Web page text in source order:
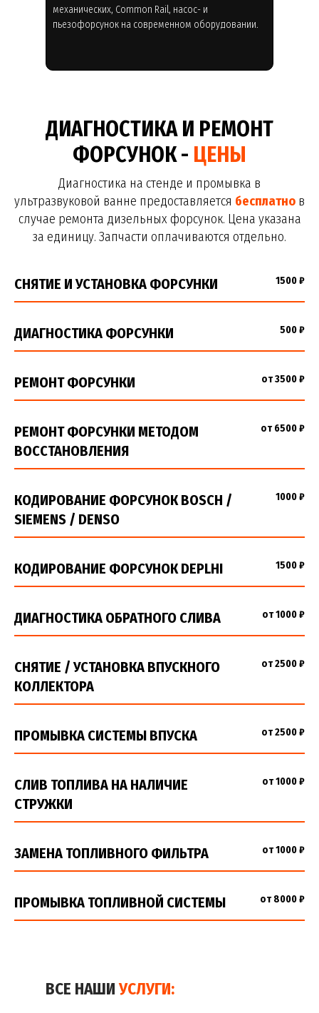
механических, Common Rail, насос- и
пьезофорсунок на современном оборудовании.
ДИАГНОСТИКА И РЕМОНТ
ФОРСУНОК - ЦЕНЫ
Диагностика на стенде и промывка в
ультразвуковой ванне предоставляется бесплатно в
случае ремонта дизельных форсунок. Цена указана
за единицу. Запчасти оплачиваются отдельно.
СНЯТИЕ И УСТАНОВКА ФОРСУНКИ 1500 ₽
ДИАГНОСТИКА ФОРСУНКИ 500 ₽
РЕМОНТ ФОРСУНКИ от 3500 ₽
РЕМОНТ ФОРСУНКИ МЕТОДОМ
ВОССТАНОВЛЕНИЯ
от 6500 ₽
КОДИРОВАНИЕ ФОРСУНОК BOSCH /
SIEMENS / DENSO
1000 ₽
КОДИРОВАНИЕ ФОРСУНОК DEPLHI 1500 ₽
ДИАГНОСТИКА ОБРАТНОГО СЛИВА от 1000 ₽
СНЯТИЕ / УСТАНОВКА ВПУСКНОГО
КОЛЛЕКТОРА
от 2500 ₽
ПРОМЫВКА СИСТЕМЫ ВПУСКА от 2500 ₽
СЛИВ ТОПЛИВА НА НАЛИЧИЕ
СТРУЖКИ
от 1000 ₽
ЗАМЕНА ТОПЛИВНОГО ФИЛЬТРА от 1000 ₽
ПРОМЫВКА ТОПЛИВНОЙ СИСТЕМЫ от 8000 ₽
ВСЕ НАШИУСЛУГИ: